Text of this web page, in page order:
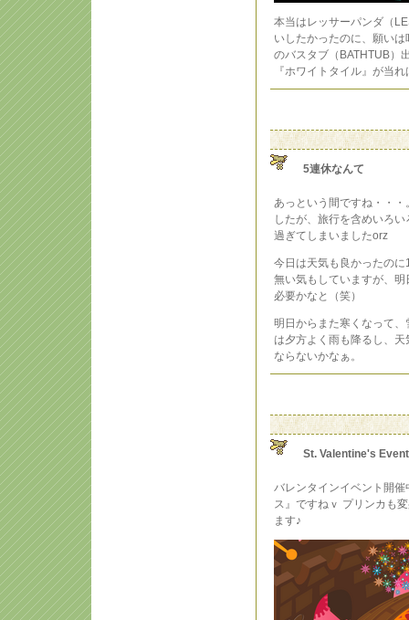
本当はレッサーパンダ（
いしたかったのに、願い
のバスタブ（BATHTUB）
『ホワイトタイル』が当
5連休なんて
あっという間ですね・・
したが、旅行を含めいろ
過ぎてしまいましたorz
今日は天気も良かったの
無い気もしていますが、
必要かなと（笑）
明日からまた寒くなって
は夕方よく雨も降るし、
ならないかなぁ。
St. Valentine's
バレンタインイベント開
ス』ですねｖ プリンカも
ます♪